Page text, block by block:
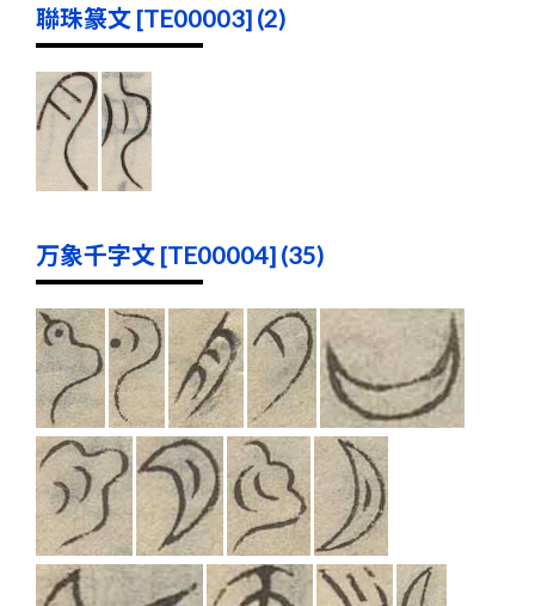
聯珠篆文 [TE00003] (2)
万象千字文 [TE00004] (35)